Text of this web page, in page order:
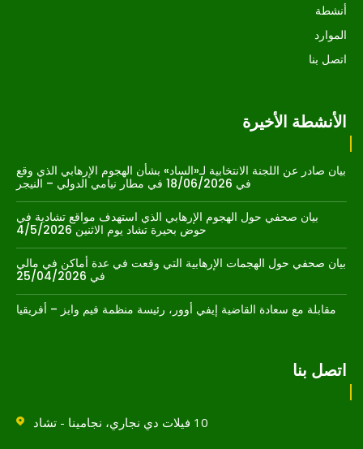
أنشطة
الموارد
اتصل بنا
الأنشطة الأخيرة
بيان صادر عن اللجنة الانتخابية لـ«الساد» بشأن الهجوم الإرهابي الذي وقع
في 18/06/2026 في مطار نيامي الدولي – النيجر
بيان صحفي حول الهجوم الإرهابي الذي استهدف مواقع تشادية في
حوض بحيرة تشاد يوم الاثنين 4/5/2026
بيان صحفي حول الهجمات الإرهابية التي وقعت في عدة أماكن في مالي
في 25/04/2026
مقابلة مع سعادة القاضية إيفي أوور، رئيسة منظمة فيم وايز – أفريقيا
اتصل بنا
10 فيلات دي نجاري، نجامينا - تشاد